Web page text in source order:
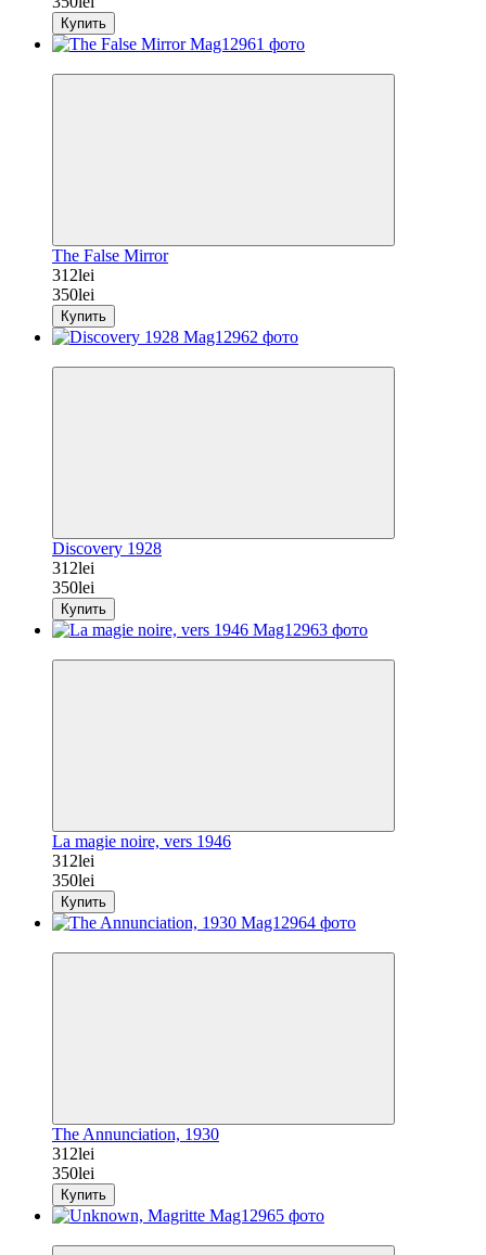
Купить
The False Mirror
312lei
350lei
Купить
Discovery 1928
312lei
350lei
Купить
La magie noire, vers 1946
312lei
350lei
Купить
The Annunciation, 1930
312lei
350lei
Купить